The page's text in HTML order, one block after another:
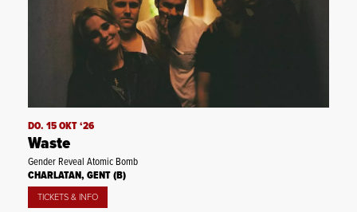
DO. 15 OKT ‘26
Waste
Gender Reveal Atomic Bomb
CHARLATAN, GENT (B)
TICKETS & INFO